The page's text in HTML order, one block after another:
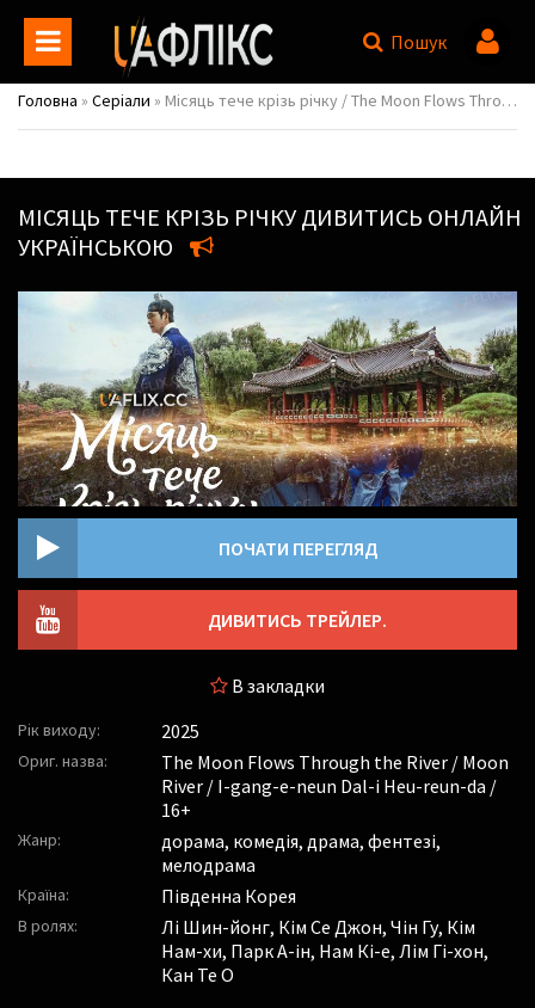
Пошук
Головна » Серіали » Місяць тече крізь річку / The Moon Flows Through the River / Moon River / I-gang-e-neun Dal-i Heu-reun-da
МІСЯЦЬ ТЕЧЕ КРІЗЬ РІЧКУ ДИВИТИСЬ ОНЛАЙН
УКРАЇНСЬКОЮ
ПОЧАТИ ПЕРЕГЛЯД
ДИВИТИСЬ ТРЕЙЛЕР.
В закладки
Рік виходу: 2025
Ориг. назва:
The Moon Flows Through the River / Moon
River / I-gang-e-neun Dal-i Heu-reun-da /
16+
Жанр:
дорама, комедія, драма, фентезі,
мелодрама
Країна: Південна Корея
В ролях: Лі Шин-йонг, Кім Се Джон, Чін Гу, Кім
Нам-хи, Парк А-ін, Нам Кі-е, Лім Гі-хон,
Кан Те О